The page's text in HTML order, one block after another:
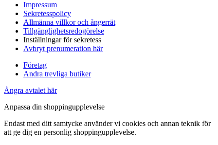
Impressum
Sekretesspolicy
Allmänna villkor och ångerrät
Tillgänglighetsredogörelse
Inställningar för sekretess
Avbryt prenumeration här
Företag
Andra trevliga butiker
Ångra avtalet här
Anpassa din shoppingupplevelse
Endast med ditt samtycke använder vi cookies och annan teknik för
att ge dig en personlig shoppingupplevelse.